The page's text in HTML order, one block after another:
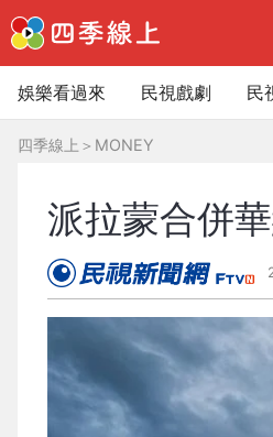
娛樂看過來 民視戲劇 民
四季線上 ＞ MONEY
派拉蒙合併